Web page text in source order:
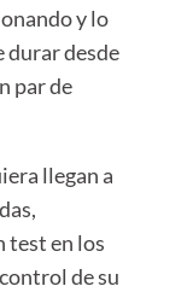
y lo
durar desde
par de
llegan a
test en los
de su